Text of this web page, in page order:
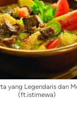
yang Legendaris dan
(ft.istimewa)